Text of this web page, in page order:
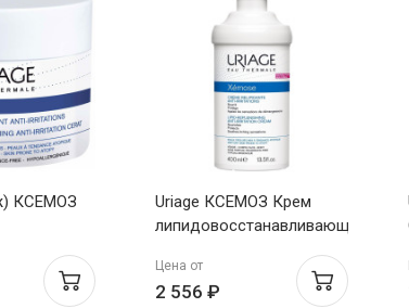
КСЕМОЗ
Uriage КСЕМОЗ Крем
липидовосстанавливающий
мл
Цена от
2 556 ₽